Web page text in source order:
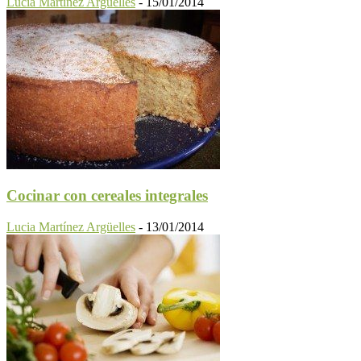
Cocinar con cereales integrales
Lucia Martínez Argüelles - 13/01/2014